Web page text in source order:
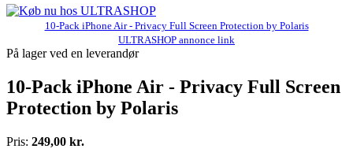
10-Pack iPhone Air - Privacy Full Screen Protection by Polaris
ULTRASHOP annonce link
På lager ved en leverandør
10-Pack iPhone Air - Privacy Full Screen
Protection by Polaris
Pris: 249,00 kr.